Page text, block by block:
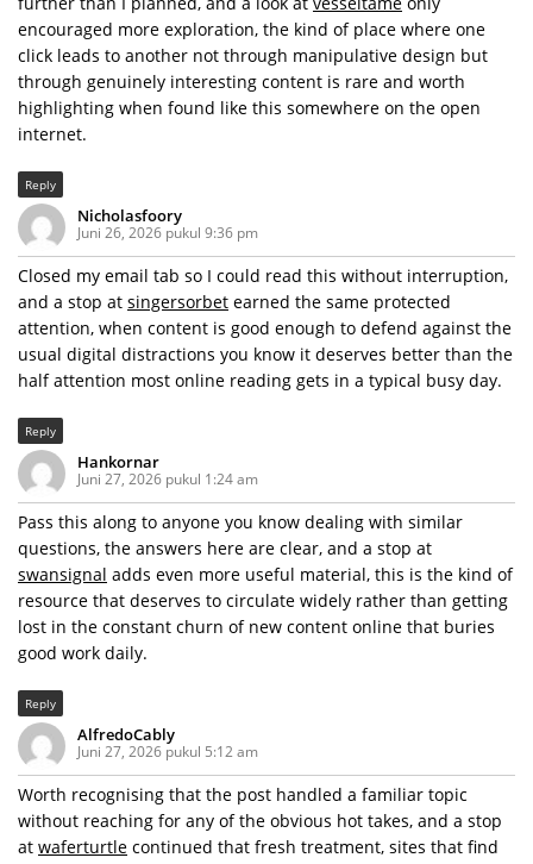
encouraged more exploration, the kind of place where one
click leads to another not through manipulative design but
through genuinely interesting content is rare and worth
highlighting when found like this somewhere on the open
internet.
Reply
Nicholasfoory
Juni 26, 2026 pukul 9:36 pm
Closed my email tab so I could read this without interruption,
and a stop at singersorbet earned the same protected
attention, when content is good enough to defend against the
usual digital distractions you know it deserves better than the
half attention most online reading gets in a typical busy day.
Reply
Hankornar
Juni 27, 2026 pukul 1:24 am
Pass this along to anyone you know dealing with similar
questions, the answers here are clear, and a stop at
swansignal adds even more useful material, this is the kind of
resource that deserves to circulate widely rather than getting
lost in the constant churn of new content online that buries
good work daily.
Reply
AlfredoCably
Juni 27, 2026 pukul 5:12 am
Worth recognising that the post handled a familiar topic
without reaching for any of the obvious hot takes, and a stop
at waferturtle continued that fresh treatment, sites that find